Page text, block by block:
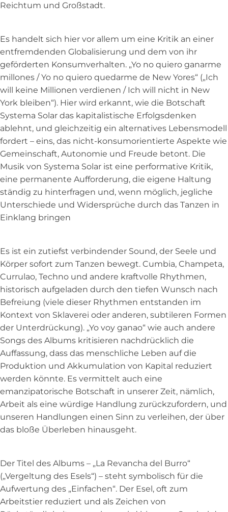
Reichtum und Großstadt.
Es handelt sich hier vor allem um eine Kritik an einer
entfremdenden Globalisierung und dem von ihr
geförderten Konsumverhalten. „Yo no quiero ganarme
millones / Yo no quiero quedarme de New Yores“ („Ich
will keine Millionen verdienen / Ich will nicht in New
York bleiben“). Hier wird erkannt, wie die Botschaft
Systema Solar das kapitalistische Erfolgsdenken
ablehnt, und gleichzeitig ein alternatives Lebensmodell
fordert – eins, das nicht-konsumorientierte Aspekte wie
Gemeinschaft, Autonomie und Freude betont. Die
Musik von Systema Solar ist eine performative Kritik,
eine permanente Aufforderung, die eigene Haltung
ständig zu hinterfragen und, wenn möglich, jegliche
Unterschiede und Widersprüche durch das Tanzen in
Einklang bringen
Es ist ein zutiefst verbindender Sound, der Seele und
Körper sofort zum Tanzen bewegt. Cumbia, Champeta,
Currulao, Techno und andere kraftvolle Rhythmen,
historisch aufgeladen durch den tiefen Wunsch nach
Befreiung (viele dieser Rhythmen entstanden im
Kontext von Sklaverei oder anderen, subtileren Formen
der Unterdrückung). „Yo voy ganao“ wie auch andere
Songs des Albums kritisieren nachdrücklich die
Auffassung, dass das menschliche Leben auf die
Produktion und Akkumulation von Kapital reduziert
werden könnte. Es vermittelt auch eine
emanzipatorische Botschaft in unserer Zeit, nämlich,
Arbeit als eine würdige Handlung zurückzufordern, und
unseren Handlungen einen Sinn zu verleihen, der über
das bloße Überleben hinausgeht.
Der Titel des Albums – „La Revancha del Burro“
(„Vergeltung des Esels“) – steht symbolisch für die
Aufwertung des „Einfachen“. Der Esel, oft zum
Arbeitstier reduziert und als Zeichen von